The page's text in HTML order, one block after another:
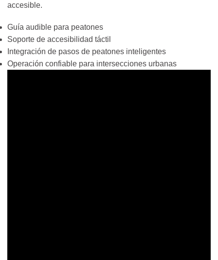
accesible.
Guía audible para peatones
Soporte de accesibilidad táctil
Integración de pasos de peatones inteligentes
Operación confiable para intersecciones urbanas